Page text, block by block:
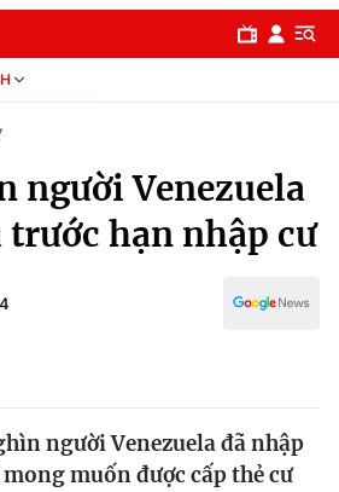
người Venezuela
trước hạn nhập cư
người Venezuela đã nhập
muốn được cấp thẻ cư